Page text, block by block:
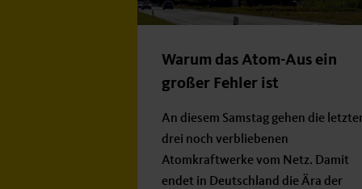
Warum das Atom-Aus ein
großer Fehler ist
An diesem Samstag gehen die
drei noch verbliebenen
Atomkraftwerke vom Netz. Damit
endet in Deutschland die Ära der